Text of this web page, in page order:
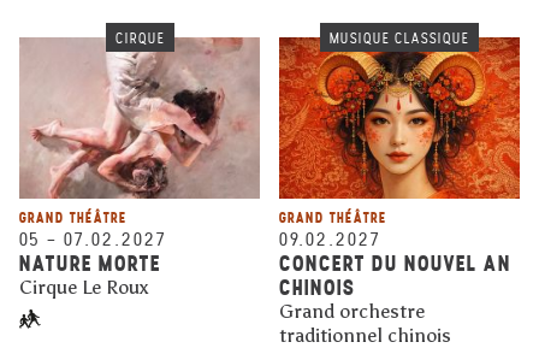
CIRQUE
GRAND THÉÂTRE
05 – 07.02.2027
NATURE MORTE
Cirque Le Roux
MUSIQUE CLASSIQUE
GRAND THÉÂTRE
09.02.2027
CONCERT DU NOUVEL AN
CHINOIS
Grand orchestre
traditionnel chinois